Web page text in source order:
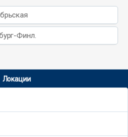
Финл.
Локации